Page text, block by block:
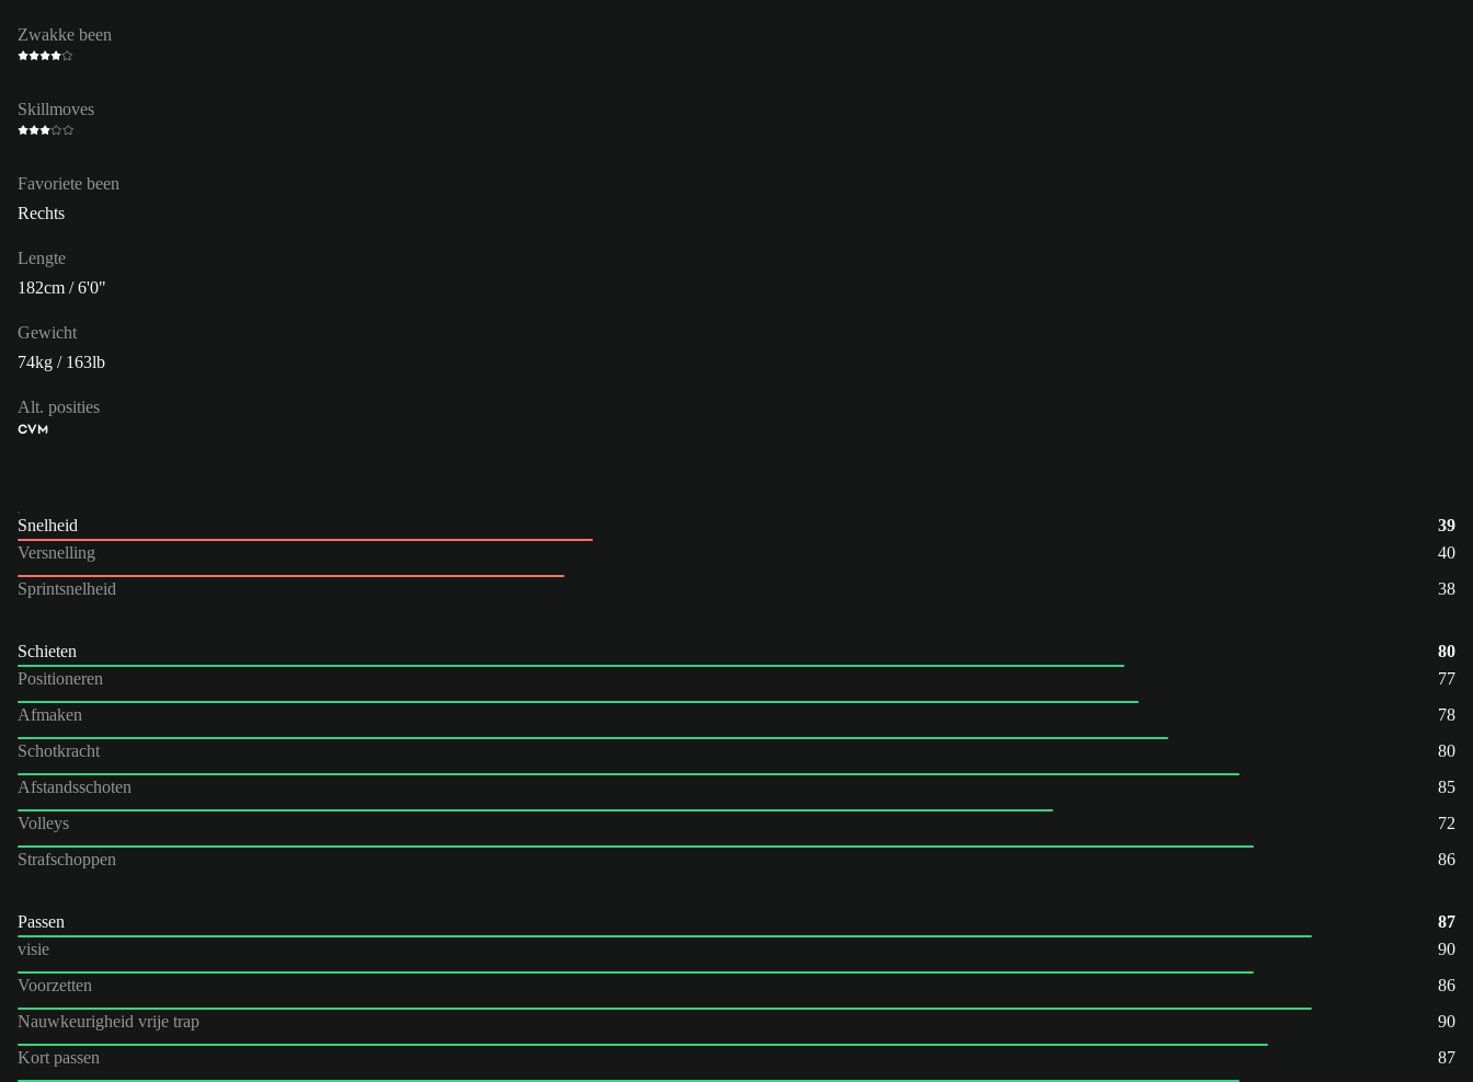
Zwakke been
Skillmoves
Favoriete been
Rechts
Lengte
182cm / 6'0"
Gewicht
74kg / 163lb
Alt. posities
CVM
Snelheid
39
Versnelling
40
Sprintsnelheid
38
Schieten
80
Positioneren
77
Afmaken
78
Schotkracht
80
Afstandsschoten
85
Volleys
72
Strafschoppen
86
Passen
87
visie
90
Voorzetten
86
Nauwkeurigheid vrije trap
90
Kort passen
87